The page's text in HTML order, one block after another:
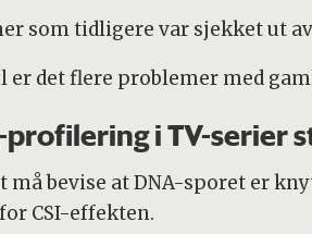
som tidligere var sjekket ut
er det flere problemer med
profilering i TV-serier
må bevise at DNA-sporet er
CSI-effekten.